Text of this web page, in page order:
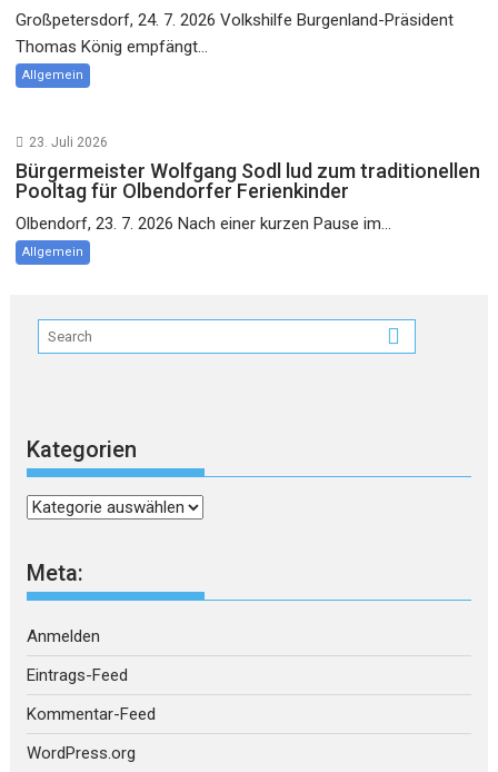
Großpetersdorf, 24. 7. 2026 Volkshilfe Burgenland-Präsident
Thomas König empfängt...
Allgemein
23. Juli 2026
Bürgermeister Wolfgang Sodl lud zum traditionellen
Pooltag für Olbendorfer Ferienkinder
Olbendorf, 23. 7. 2026 Nach einer kurzen Pause im...
Allgemein
Kategorien
Kategorien
Meta:
Anmelden
Eintrags-Feed
Kommentar-Feed
WordPress.org